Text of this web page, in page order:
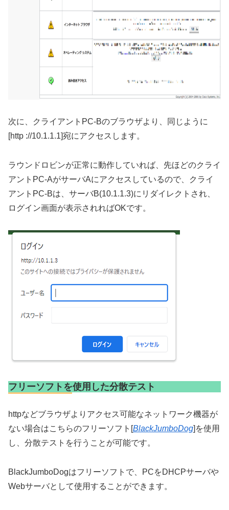
次に、クライアントPC-Bのブラウザより、同じように
[http ://10.1.1.1]宛にアクセスします。
ラウンドロビンが正常に動作していれば、先ほどのクライ
アントPC-AがサーバAにアクセスしているので、クライ
アントPC-Bは、サーバB(10.1.1.3)にリダイレクトされ、
ログイン画面が表示されればOKです。
フリーソフトを使用した分散テスト
httpなどブラウザよりアクセス可能なネットワーク機器が
ない場合はこちらのフリーソフト[BlackJumboDog]を使用
し、分散テストを行うことが可能です。
BlackJumboDogはフリーソフトで、PCをDHCPサーバや
Webサーバとして使用することができます。